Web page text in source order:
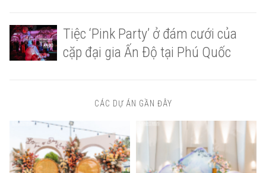
Tiệc ‘Pink Party’ ở đám cưới của
cặp đại gia Ấn Độ tại Phú Quốc
CÁC DỰ ÁN GẦN ĐÂY